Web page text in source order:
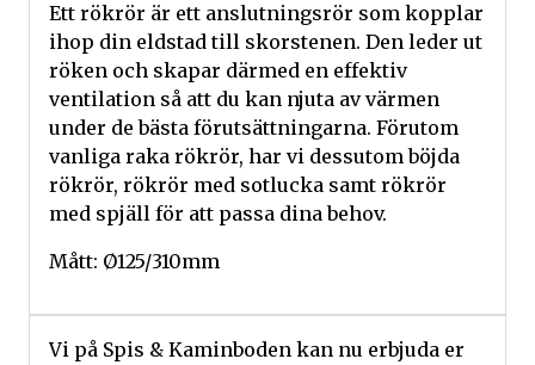
Ett rökrör är ett anslutningsrör som kopplar
ihop din eldstad till skorstenen. Den leder ut
röken och skapar därmed en effektiv
ventilation så att du kan njuta av värmen
under de bästa förutsättningarna. Förutom
vanliga raka rökrör, har vi dessutom böjda
rökrör, rökrör med sotlucka samt rökrör
med spjäll för att passa dina behov.
Mått: Ø125/310mm
Vi på Spis & Kaminboden kan nu erbjuda er